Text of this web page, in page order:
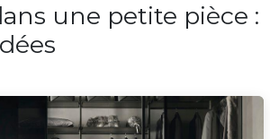
une petite pièce :